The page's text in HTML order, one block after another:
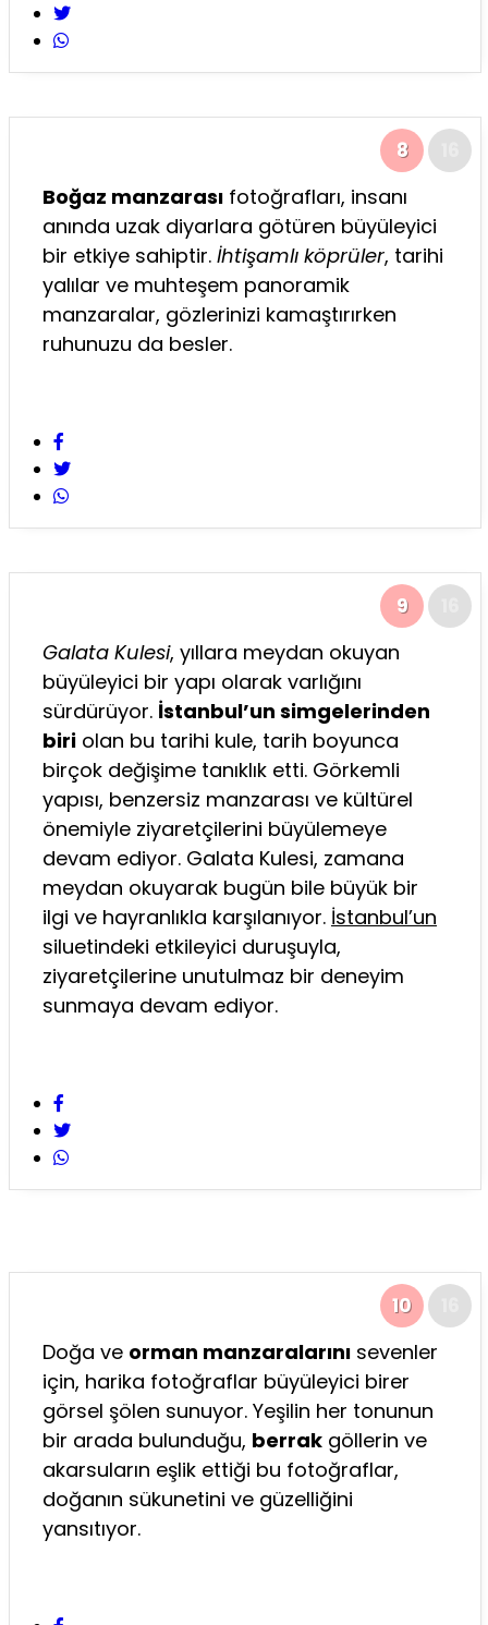
8
Boğaz manzarası fotoğrafları, insanı
anında uzak diyarlara götüren büyüleyici
bir etkiye sahiptir. İhtişamlı köprüler, tarihi
yalılar ve muhteşem panoramik
manzaralar, gözlerinizi kamaştırırken
ruhunuzu da besler.
9
Galata Kulesi, yıllara meydan okuyan
büyüleyici bir yapı olarak varlığını
sürdürüyor. İstanbul’un simgelerinden
biri olan bu tarihi kule, tarih boyunca
birçok değişime tanıklık etti. Görkemli
yapısı, benzersiz manzarası ve kültürel
önemiyle ziyaretçilerini büyülemeye
devam ediyor. Galata Kulesi, zamana
meydan okuyarak bugün bile büyük bir
ilgi ve hayranlıkla karşılanıyor. İstanbul’un
siluetindeki etkileyici duruşuyla,
ziyaretçilerine unutulmaz bir deneyim
sunmaya devam ediyor.
10
Doğa ve orman manzaralarını sevenler
için, harika fotoğraflar büyüleyici birer
görsel şölen sunuyor. Yeşilin her tonunun
bir arada bulunduğu, berrak göllerin ve
akarsuların eşlik ettiği bu fotoğraflar,
doğanın sükunetini ve güzelliğini
yansıtıyor.